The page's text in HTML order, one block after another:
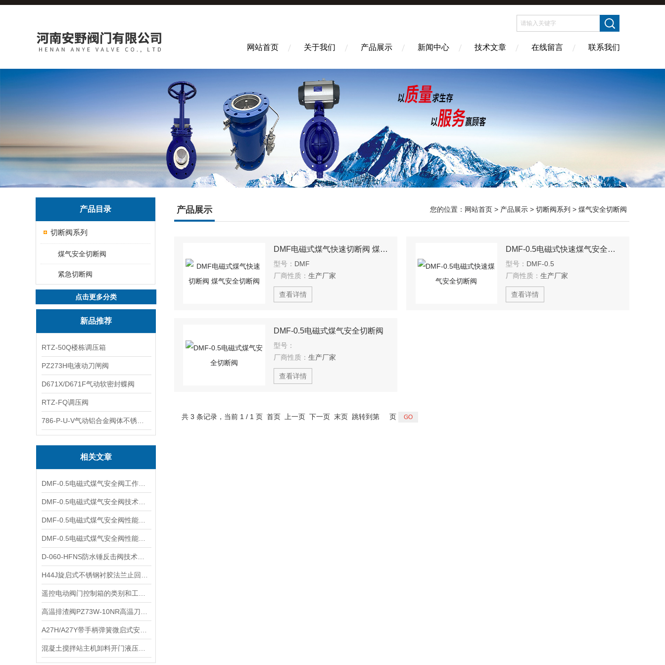
网站首页 关于我们 产品展示 新闻中心 技术文章 在线留言 联系我们
产品目录
切断阀系列
煤气安全切断阀
紧急切断阀
点击更多分类
新品推荐
RTZ-50Q楼栋调压箱
PZ273H电液动刀闸阀
D671X/D671F气动软密封蝶阀
RTZ-FQ调压阀
相关文章
产品展示 您的位置： 网站首页 > 产品展示 > 切断阀系列 > 煤气安全切断阀
DMF电磁式煤气快速切断阀 煤气安全切断阀
型号： DMF
厂商性质： 生产厂家
查看详情
DMF-0.5电磁式快速煤气安全切断阀
型号： DMF-0.5
厂商性质： 生产厂家
查看详情
DMF-0.5电磁式煤气安全切断阀
型号：
厂商性质： 生产厂家
查看详情
共 3 条记录，当前 1 / 1 页 首页 上一页 下一页 末页 跳转到第 页